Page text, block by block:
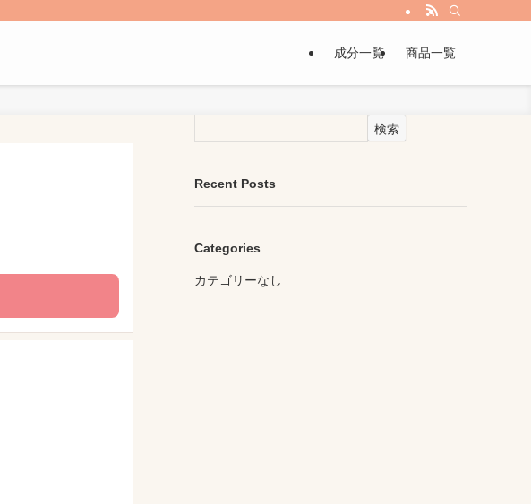
成分一覧 商品一覧
検索
Recent Posts
Categories
カテゴリーなし